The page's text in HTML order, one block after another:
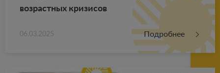
воз­раст­ных кри­зи­сов
06.03.2025 Подробнее